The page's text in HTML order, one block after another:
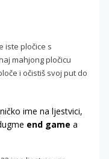
iste pločice s
mahjong pločicu
i očistiš svoj put do
ime na ljestvici,
end game a